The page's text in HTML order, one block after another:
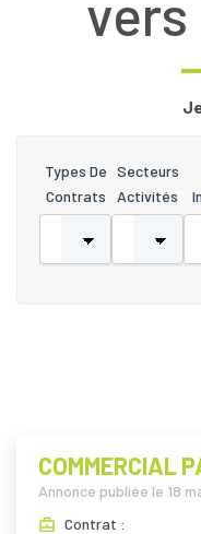
vers
Types De
Contrats
Secteurs
Activités
COMMERCIAL
Annonce publiée le 18
Contrat :